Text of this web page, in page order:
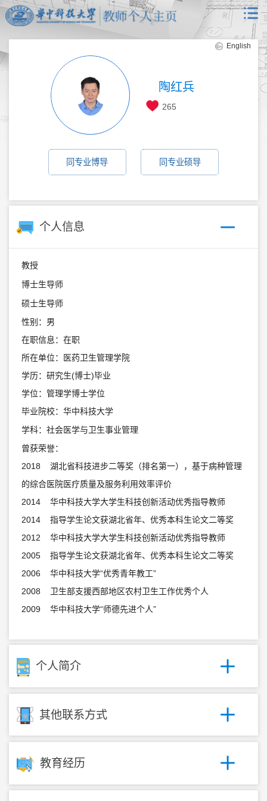
English
陶红兵
265
同专业博导 同专业硕导
个人信息
教授
博士生导师
硕士生导师
性别：男
在职信息：在职
所在单位：医药卫生管理学院
学历：研究生(博士)毕业
学位：管理学博士学位
毕业院校：华中科技大学
学科：社会医学与卫生事业管理
曾获荣誉：
2018 湖北省科技进步二等奖（排名第一），基于病种管理
的综合医院医疗质量及服务利用效率评价
2014 华中科技大学大学生科技创新活动优秀指导教师
2014 指导学生论文获湖北省年、优秀本科生论文二等奖
2012 华中科技大学大学生科技创新活动优秀指导教师
2005 指导学生论文获湖北省年、优秀本科生论文二等奖
2006 华中科技大学“优秀青年教工”
2008 卫生部支援西部地区农村卫生工作优秀个人
2009 华中科技大学“师德先进个人”
个人简介
其他联系方式
教育经历